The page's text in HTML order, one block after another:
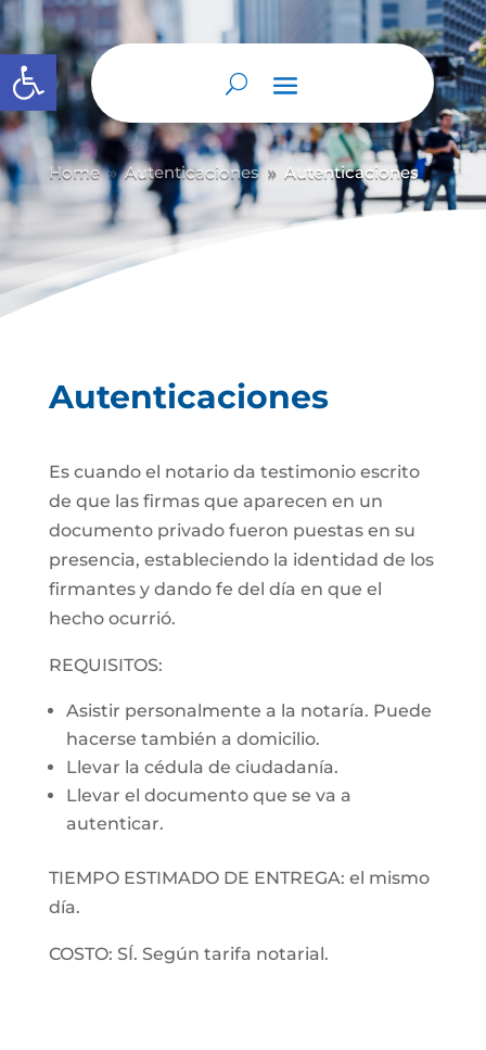
Abrir barra de herramientas
Home 9 Autenticaciones 9 Autenticaciones
Autenticaciones
Es cuando el notario da testimonio escrito
de que las firmas que aparecen en un
documento privado fueron puestas en su
presencia, estableciendo la identidad de los
firmantes y dando fe del día en que el
hecho ocurrió.
REQUISITOS:
Asistir personalmente a la notaría. Puede
hacerse también a domicilio.
Llevar la cédula de ciudadanía.
Llevar el documento que se va a
autenticar.
TIEMPO ESTIMADO DE ENTREGA: el mismo
día.
COSTO: SÍ. Según tarifa notarial.